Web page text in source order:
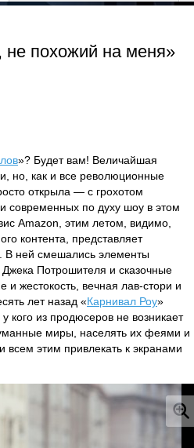
не похожий на меня»
»? Будет вам! Величайшая
но, как и все революционные
открыла — с грохотом
современных по духу шоу в этом
Amazon, этим летом, видимо,
контента, представляет
В ней смешались элементы
Потрошителя и сказочные
и жестокость, вечная лав-стори и
лет назад «Карнивал Роу»
кого из продюсеров не возникает
миры, населять их феями и
этим привлекать к экранами